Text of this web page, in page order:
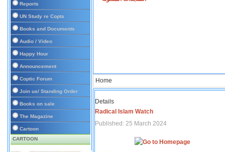
Reports
UN Study re Copts
Books and Documents
Audio / Video
Happy Hour
Announcement
Coptic Forum
Join us/ Standing Order
Books on sale
The Magazine
Cartoon
CARTOON
Home
Details
Radical Islam Watch
Published: 25 March 2024